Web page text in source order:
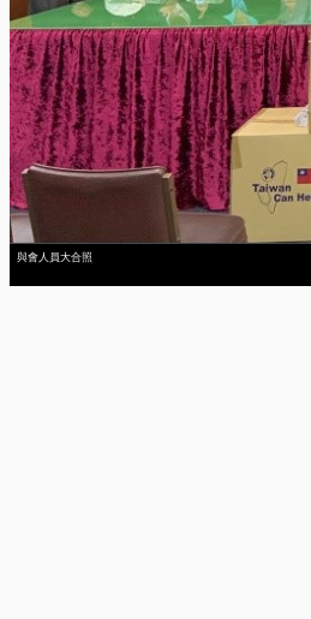
與會人員大合照